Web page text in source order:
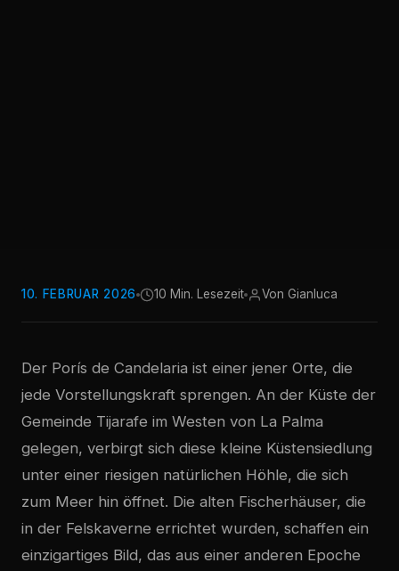
10. FEBRUAR 2026 10 Min. Lesezeit Von Gianluca
Der Porís de Candelaria ist einer jener Orte, die
jede Vorstellungskraft sprengen. An der Küste der
Gemeinde Tijarafe im Westen von La Palma
gelegen, verbirgt sich diese kleine Küstensiedlung
unter einer riesigen natürlichen Höhle, die sich
zum Meer hin öffnet. Die alten Fischerhäuser, die
in der Felskaverne errichtet wurden, schaffen ein
einzigartiges Bild, das aus einer anderen Epoche